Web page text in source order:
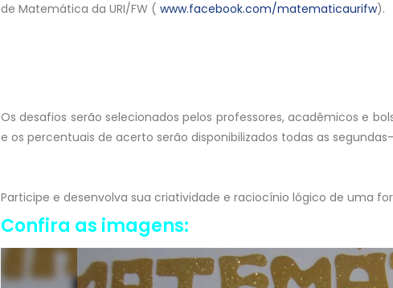
de Matemática da URI/FW ( www.facebook.com/matematicaurifw).
Os desafios serão selecionados pelos professores, acadêmicos e
e os percentuais de acerto serão disponibilizados todas as
Participe e desenvolva sua criatividade e raciocínio lógico de uma
Confira as imagens: